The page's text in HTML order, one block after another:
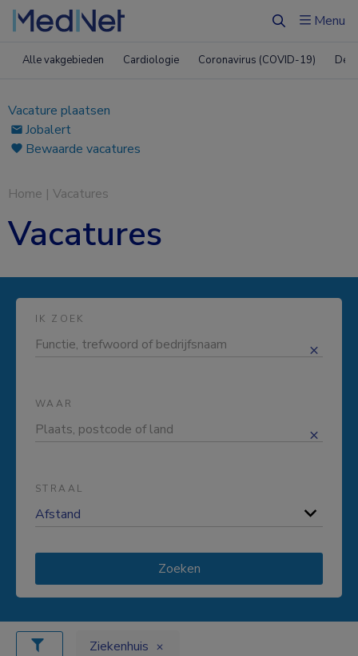
ZoekenMenu
Alle vakgebieden Cardiologie Coronavirus (COVID-19)
Vacature plaatsen
Jobalert
Bewaarde vacatures
Home | Vacatures
Vacatures
IK ZOEK
WAAR
STRAAL
Zoeken
Ziekenhuis